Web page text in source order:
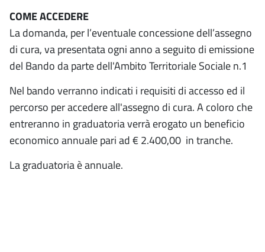
COME ACCEDERE
La domanda, per l’eventuale concessione dell’assegno
di cura, va presentata ogni anno a seguito di emissione
del Bando da parte dell'Ambito Territoriale Sociale n.1
Nel bando verranno indicati i requisiti di accesso ed il
percorso per accedere all'assegno di cura. A coloro che
entreranno in graduatoria verrà erogato un beneficio
economico annuale pari ad € 2.400,00 in tranche.
La graduatoria è annuale.